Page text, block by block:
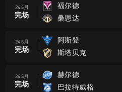
24 5月
完场
福尔德
桑恩达
24 5月
完场
阿斯登
斯塔贝克
24 5月
完场
赫尔德
巴拉特威格